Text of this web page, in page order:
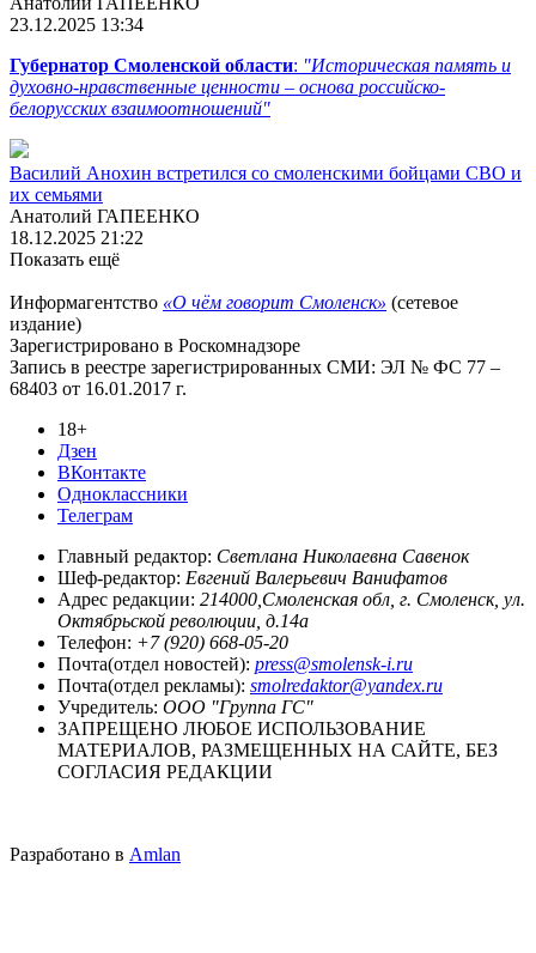
23.12.2025 13:34
Губернатор Смоленской области: "Историческая память и
духовно-нравственные ценности – основа российско-
белорусских взаимоотношений"
Василий Анохин встретился со смоленскими бойцами СВО и
их семьями
Анатолий ГАПЕЕНКО
18.12.2025 21:22
Показать ещё
Информагентство «О чём говорит Смоленск» (сетевое
издание)
Зарегистрировано в Роскомнадзоре
Запись в реестре зарегистрированных СМИ: ЭЛ № ФС 77 –
68403 от 16.01.2017 г.
18+
Дзен
ВКонтакте
Одноклассники
Телеграм
Главный редактор: Светлана Николаевна Савенок
Шеф-редактор: Евгений Валерьевич Ванифатов
Адрес редакции: 214000,Смоленская обл, г. Смоленск, ул.
Октябрьской революции, д.14а
Телефон: +7 (920) 668-05-20
Почта(отдел новостей): press@smolensk-i.ru
Почта(отдел рекламы): smolredaktor@yandex.ru
Учредитель: ООО "Группа ГС"
ЗАПРЕЩЕНО ЛЮБОЕ ИСПОЛЬЗОВАНИЕ
МАТЕРИАЛОВ, РАЗМЕЩЕННЫХ НА САЙТЕ, БЕЗ
СОГЛАСИЯ РЕДАКЦИИ
Разработано в Amlan